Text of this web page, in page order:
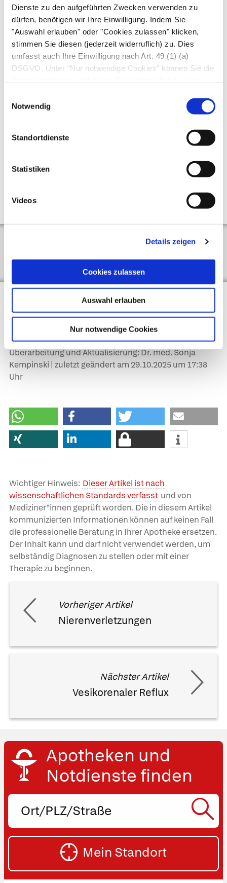
Dienste zu den aufgeführten Zwecken verwenden zu
dürfen, benötigen wir Ihre Einwilligung. Indem Sie
"Auswahl erlauben" oder "Cookies zulassen" klicken,
stimmen Sie diesen (jederzeit widerruflich) zu. Dies
umfasst auch Ihre Einwilligung nach Art. 49 (1) (a)
DSGVO. Unter "Nur notwendige Cookies" können Sie die
Notwendig
Standortdienste
Statistiken
Videos
Details zeigen
Cookies zulassen
Auswahl erlauben
Nur notwendige Cookies
heilbar.
Georg Thieme Verlag, Stuttgart
Von den Zystennieren abzugrenzen sind die noch
häufigerenNierenzysten:Während die
Zystenniere eine vererbte Fehlbildung ist und
das ganze Nierengewebe betrifft, entwickeln sich
Nierenzysten im höheren Alter und sind vielfach
nur einzeln vorhanden. Unbekannt ist, warum
sich Nierenzysten entwickeln – fast immer sind
sie aber völlig harmlos. Selten verbirgt sich
Nierenkrebs
entfernt werden.
Dr. med. André Lauber, Dr. med. Arne Schäffler in:
Gesundheit heute, herausgegeben von Dr. med. Arne
Schäffler. Trias, Stuttgart, 3. Auflage (2014).
Überarbeitung und Aktualisierung: Dr. med. Sonja
Kempinski | zuletzt geändert am 29.10.2025um 17:38
Uhr
Wichtiger Hinweis: Dieser Artikel ist nach
wissenschaftlichen Standards verfasst und von
Mediziner*innen geprüft worden. Die in diesem Artikel
kommunizierten Informationen können auf keinen Fall
die professionelle Beratung in Ihrer Apotheke ersetzen.
Der Inhalt kann und darf nicht verwendet werden, um
selbständig Diagnosen zu stellen oder mit einer
Therapie zu beginnen.
Vorheriger Artikel
Nierenverletzungen
Nächster Artikel
Vesikorenaler Reflux
Apotheken und
Notdienste finden
Ort,
oder
Straße
Mein Standort